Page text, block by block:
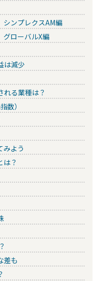
ンプレクスAM編
ローバルX編
は減少
れる業種は？
数）
みよう
は？
差も